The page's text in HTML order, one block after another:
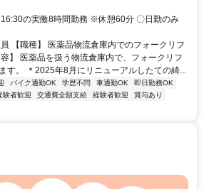
16:30の実働8時間勤務 ※休憩60分 〇日勤のみ
員 【職種】 医薬品物流倉庫内でのフォークリフ
】 医薬品を扱う物流倉庫内で、フォークリフ
す。 ＊2025年8月にリニューアルしたての綺...
バイク通勤OK 学歴不問 車通勤OK
即日勤務OK
験者歓迎 交通費全額支給 経験者歓迎
賞与あり